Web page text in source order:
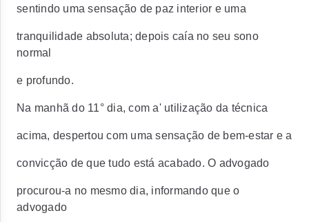
sentindo uma sensação de paz interior e uma
tranquilidade absoluta; depois caía no seu sono
normal
e profundo.
Na manhã do 11° dia, com a' utilização da técnica
acima, despertou com uma sensação de bem-estar e a
convicção de que tudo está acabado. O advogado
procurou-a no mesmo dia, informando que o
advogado